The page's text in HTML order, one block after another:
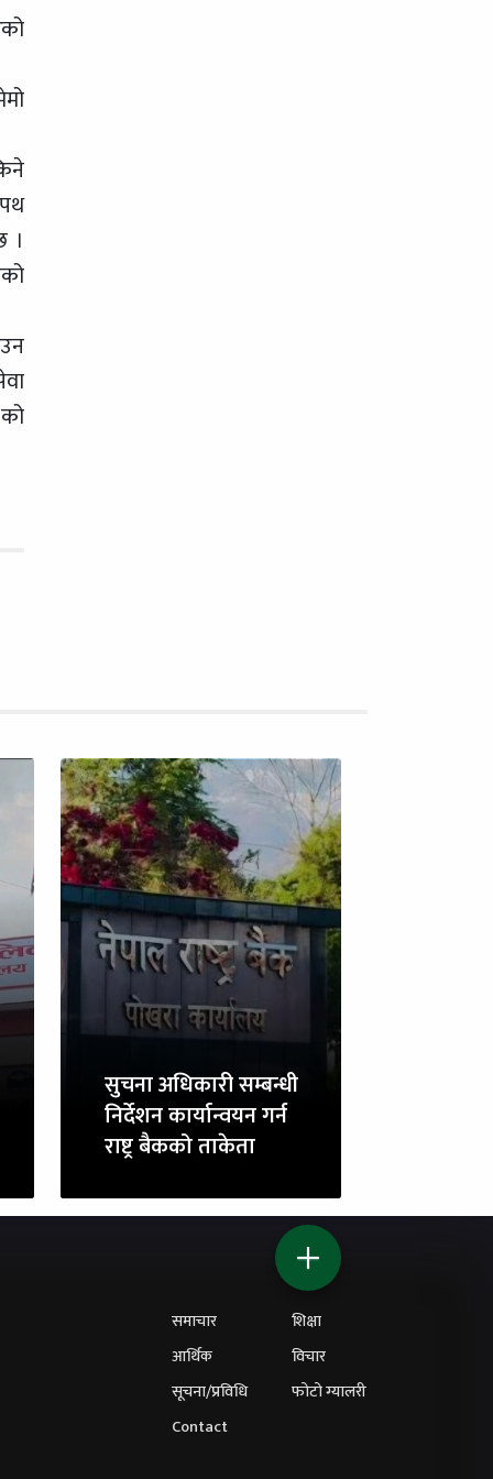
।
सुचना अधिकारी सम्बन्धी
निर्देशन कार्यान्वयन गर्न
राष्ट्र बैकको ताकेता
समाचार
शिक्षा
आर्थिक
विचार
सूचना/प्रविधि
फोटो ग्यालरी
Contact